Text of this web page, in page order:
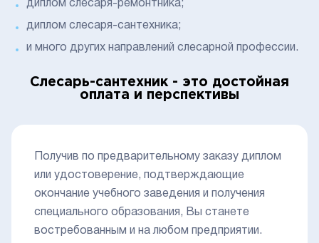
диплом слесаря-ремонтника;
диплом слесаря-сантехника;
и много других направлений слесарной профессии.
Слесарь-сантехник - это достойная
оплата и перспективы
Получив по предварительному заказу диплом
или удостоверение, подтверждающие
окончание учебного заведения и получения
специального образования, Вы станете
востребованным и на любом предприятии.